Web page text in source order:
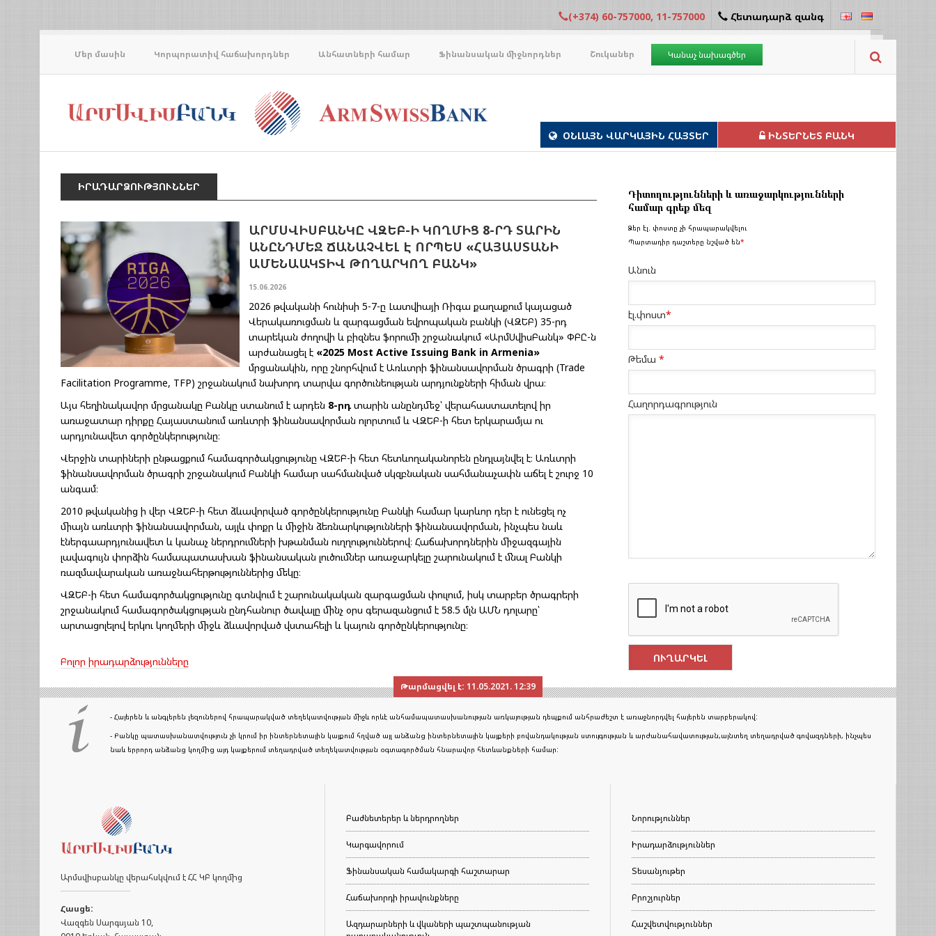
(+374) 60-757000, 11-757000 Հետադարձ զանգ
Մեր մասին Կորպորատիվ հաճախորդներ Անհատների համար Ֆինանսական միջնորդներ Շուկաներ Կանաչ նախագծեր
ՕՆԼԱՅՆ ՎԱՐԿԱՅԻՆ ՀԱՅՏԵՐ ԻՆՏԵՐՆԵՏ ԲԱՆԿ
ԻՐԱԴԱՐՁՈՒԹՅՈՒՆՆԵՐ
ԱՐՄՍՎԻՍԲԱՆԿԸ ՎԶԵԲ-Ի ԿՈՂՄԻՑ 8-ՐԴ ՏԱՐԻՆ
ԱՆԸՆԴՄԵՋ ՃԱՆԱՉՎԵԼ Է ՈՐՊԵՍ «ՀԱՅԱՍՏԱՆԻ
ԱՄԵՆԱԱԿՏԻՎ ԹՈՂԱՐԿՈՂ ԲԱՆԿ»
15.06.2026
2026 թվականի հունիսի 5-7-ը Լատվիայի Ռիգա քաղաքում կայացած
Վերակառուցման և զարգացման եվրոպական բանկի (ՎԶԵԲ) 35-րդ
տարեկան ժողովի և բիզնես ֆորումի շրջանակում «ԱրմՍվիսԲանկ» ՓԲԸ-ն
արժանացել է «2025 Most Active Issuing Bank in Armenia»
մրցանակին, որը շնորհվում է Առևտրի ֆինանսավորման ծրագրի (Trade
Facilitation Programme, TFP) շրջանակում նախորդ տարվա գործունեության արդյունքների հիման վրա։
Այս հեղինակավոր մրցանակը Բանկը ստանում է արդեն 8-րդտարին անընդմեջ՝ վերահաստատելով իր
առաջատար դիրքը Հայաստանում առևտրի ֆինանսավորման ոլորտում և ՎԶԵԲ-ի հետ երկարամյա ու
արդյունավետ գործընկերությունը։
Վերջին տարիների ընթացքում համագործակցությունը ՎԶԵԲ-ի հետ հետևողականորեն ընդլայնվել է։ Առևտրի
ֆինանսավորման ծրագրի շրջանակում Բանկի համար սահմանված սկզբնական սահմանաչափն աճել է շուրջ 10
անգամ։
2010 թվականից ի վեր ՎԶԵԲ-ի հետ ձևավորված գործընկերությունը Բանկի համար կարևոր դեր է ունեցել ոչ
միայն առևտրի ֆինանսավորման, այլև փոքր և միջին ձեռնարկությունների ֆինանսավորման, ինչպես նաև
էներգաարդյունավետ և կանաչ ներդրումների խթանման ուղղություններով։ Հաճախորդներին միջազգային
լավագույն փորձին համապատասխան ֆինանսական լուծումներ առաջարկելը շարունակում է մնալ Բանկի
ռազմավարական առաջնահերթություններից մեկը։
ՎԶԵԲ-ի հետ համագործակցությունը գտնվում է շարունակական զարգացման փուլում, իսկ տարբեր ծրագրերի
շրջանակում համագործակցության ընդհանուր ծավալը մինչ օրս գերազանցում է 58.5 մլն ԱՄՆ դոլարը՝
արտացոլելով երկու կողմերի միջև ձևավորված վստահելի և կայուն գործընկերությունը։
Բոլոր իրադարձությունները
Դիտողությունների և առաջարկությունների
համար գրեք մեզ
Ձեր էլ. փոստը չի հրապարակվելու
Պարտադիր դաշտերը նշված են*
Անուն
էլ.փոստ*
Թեմա *
Հաղորդագրություն
Թարմացվել է: 11.05.2021. 12:39
- Հայերեն և անգլերեն լեզուներով հրապարակված տեղեկատվության միջև որևէ անհամապատասխանության առկայության դեպքում անհրաժեշտ է առաջնորդվել հայերեն տարբերակով:
- Բանկը պատասխանատվություն չի կրում իր ինտերնետային կայքում հղված այլ անձանց ինտերնետային կայքերի բովանդակության ստույգության և արժանահավատության,այնտեղ տեղադրված գովազդների, ինչպես
նաև երրորդ անձանց կողմից այդ կայքերում տեղադրված տեղեկատվության օգտագործման հնարավոր հետևանքների համար:
Արմսվիսբանկը վերահսկվում է ՀՀ ԿԲ կողմից
Հասցե:
Վազգեն Սարգսյան 10,
Բաժնետերեր և ներդրողներ
Կարգավորում
Ֆինանսական համակարգի հաշտարար
Հաճախորդի իրավունքները
Ազդարարների և վկաների պաշտպանության
Նորություններ
Իրադարձություններ
Տեսանյութեր
Բրոշյուրներ
Հաշվետվություններ